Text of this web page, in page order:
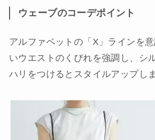
ウェーブのコーデポイント
アルファベットの「X」ラインを
いウエストのくびれを強調し、シ
ハリをつけるとスタイルアップしま